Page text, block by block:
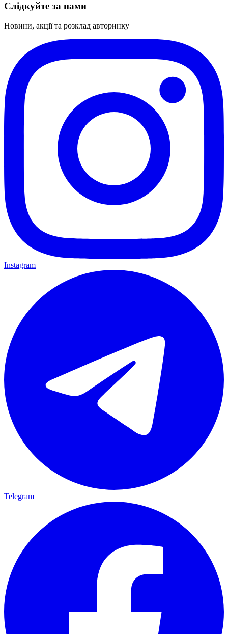
Слідкуйте за нами
Новини, акції та розклад авторинку
Instagram
Telegram